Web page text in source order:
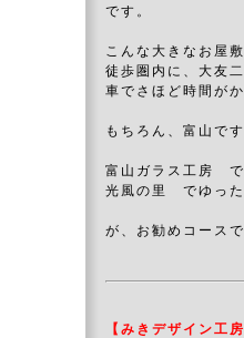
です。
こんな大きなお屋
徒歩圏内に、大友
車でさほど時間が
もちろん、富山で
富山ガラス工房
光風の里 でゆっ
が、お勧めコース
【みきデザイン工